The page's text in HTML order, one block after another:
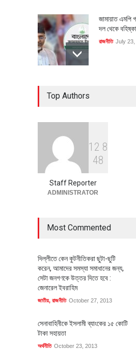
জামায়াত এমপি
দল থেকে
রাজনীতি July 23,
বৈশ্বিক
পোশাক শিল্পে
Top Authors
1 2 8
48
Staff Reporter
ADMINISTRATOR
Most Commented
দিল্লীতে কেন কুটনীতিকরা ছুটা-ছুটি
করেন, আমাদের সমস্যা সমাধানের জন্য,
সেটা জনগণকে উত্তর দিতে হবে :
জেনারেল ইবরাহিম
জাতীয়, রাজনীতি October 27, 2013
সেনাবাহিনীকে ইসলামী ব্যাংকের ১৫ কোটি
টাকা সহায়তা
অর্থনীতি October 23, 2013